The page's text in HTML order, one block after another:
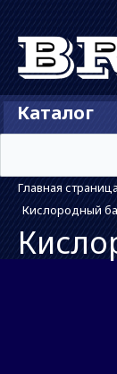
Каталог
Главная страница
Кислородный